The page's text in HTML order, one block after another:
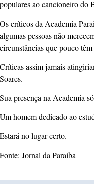
populares ao cancioneiro do
Os críticos da Academia
algumas pessoas não
circunstâncias que pouco
Críticas assim jamais
Soares.
Sua presença na Academia
Um homem dedicado ao
Estará no lugar certo.
Fonte: Jornal da Paraíba